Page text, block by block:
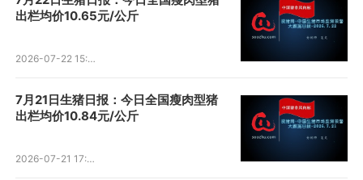
出栏均价10.65元/公斤
2026-07-22 15:51:54
7月21日生猪日报：今日全国瘦肉型猪
出栏均价10.84元/公斤
2026-07-21 17:40:15